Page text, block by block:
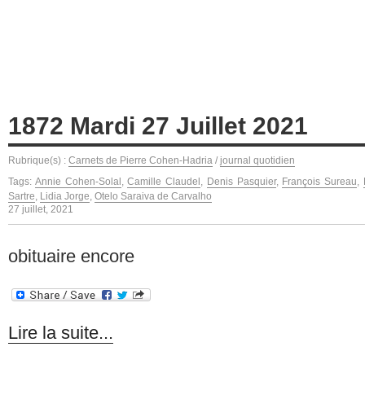
1872 Mardi 27 Juillet 2021
Rubrique(s) : Carnets de Pierre Cohen-Hadria / journal quotidien
Tags: Annie Cohen-Solal ,Camille Claudel Denis Pasquier, François Sureau
Sartre Lidia Jorge Otelo Saraiva de Carvalho
27 juillet, 2021
obituaire encore
Lire la suite...